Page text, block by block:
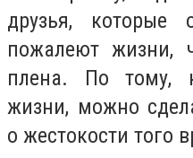
друзья,
пожалеют жизни,
плена. По тому,
жизни, можно
о жестокости того